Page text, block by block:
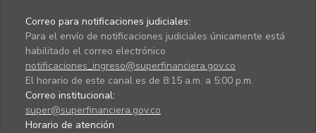
Correo para notificaciones judiciales:
Para el envío de notificaciones judiciales únicamente está
habilitado el correo electrónico
notificaciones_ingreso@superfinanciera.gov.co
El horario de este canal es de 8:15 a.m. a 5:00 p.m.
Correo institucional:
super@superfinanciera.gov.co
Horario de atención